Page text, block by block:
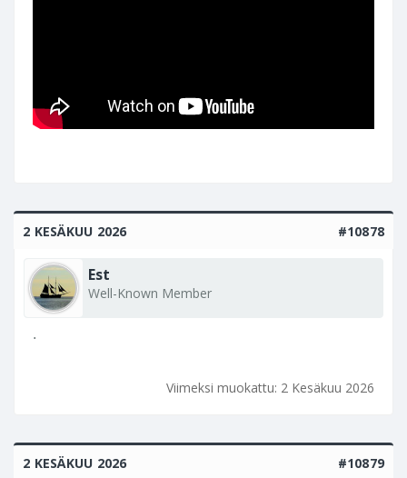
2 KESÄKUU 2026 #10878
Est
Well-Known Member
.
Viimeksi muokattu: 2 Kesäkuu 2026
2 KESÄKUU 2026 #10879